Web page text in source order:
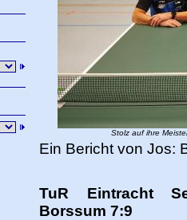
Stolz auf ihre
Ein Bericht von Jos:
TuR Eintracht
Borssum 7:9